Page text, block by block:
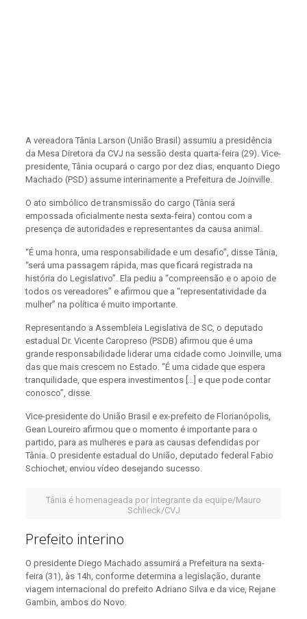
A vereadora Tânia Larson (União Brasil) assumiu a presidência
da Mesa Diretora da CVJ na sessão desta quarta-feira (29). Vice-
presidente, Tânia ocupará o cargo por dez dias, enquanto Diego
Machado (PSD) assume interinamente a Prefeitura de Joinville.
O ato simbólico de transmissão do cargo (Tânia será
empossada oficialmente nesta sexta-feira) contou com a
presença de autoridades e representantes da causa animal.
“É uma honra, uma responsabilidade e um desafio”, disse Tânia,
“será uma passagem rápida, mas que ficará registrada na
história do Legislativo”. Ela pediu a “compreensão e o apoio de
todos os vereadores” e afirmou que a “representatividade da
mulher” na política é muito importante.
Representando a Assembleia Legislativa de SC, o deputado
estadual Dr. Vicente Caropreso (PSDB) afirmou que é uma
grande responsabilidade liderar uma cidade como Joinville, uma
das que mais crescem no Estado. “É uma cidade que espera
tranquilidade, que espera investimentos […] e que pode contar
conosco”, disse.
Vice-presidente do União Brasil e ex-prefeito de Florianópolis,
Gean Loureiro afirmou que o momento é importante para o
partido, para as mulheres e para as causas defendidas por
Tânia. O presidente estadual do União, deputado federal Fabio
Schiochet, enviou vídeo desejando sucesso.
Tânia é homenageada por integrante da equipe/Mauro
Schlieck/CVJ
Prefeito interino
O presidente Diego Machado assumirá a Prefeitura na sexta-
feira (31), às 14h, conforme determina a legislação, durante
viagem internacional do prefeito Adriano Silva e da vice, Rejane
Gambin, ambos do Novo.